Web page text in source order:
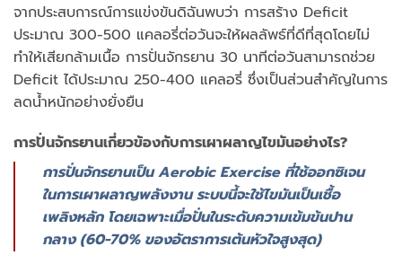
จากประสบการณ์การแข่งขันดิฉันพบว่า การสร้าง Deficit
ประมาณ 300-500 แคลอรี่ต่อวันจะให้ผลลัพธ์ที่ดีที่สุดโดยไม่
ทำให้เสียกล้ามเนื้อ การปั่นจักรยาน 30 นาทีต่อวันสามารถช่วย
Deficit ได้ประมาณ 250-400 แคลอรี่ ซึ่งเป็นส่วนสำคัญในการ
ลดน้ำหนักอย่างยั่งยืน
การปั่นจักรยานเกี่ยวข้องกับการเผาผลาญไขมันอย่างไร?
การปั่นจักรยานเป็น Aerobic Exercise ที่ใช้ออกซิเจน
ในการเผาผลาญพลังงาน ระบบนี้จะใช้ไขมันเป็นเชื้อ
เพลิงหลัก โดยเฉพาะเมื่อปั่นในระดับความเข้มข้นปาน
กลาง (60-70% ของอัตราการเต้นหัวใจสูงสุด)